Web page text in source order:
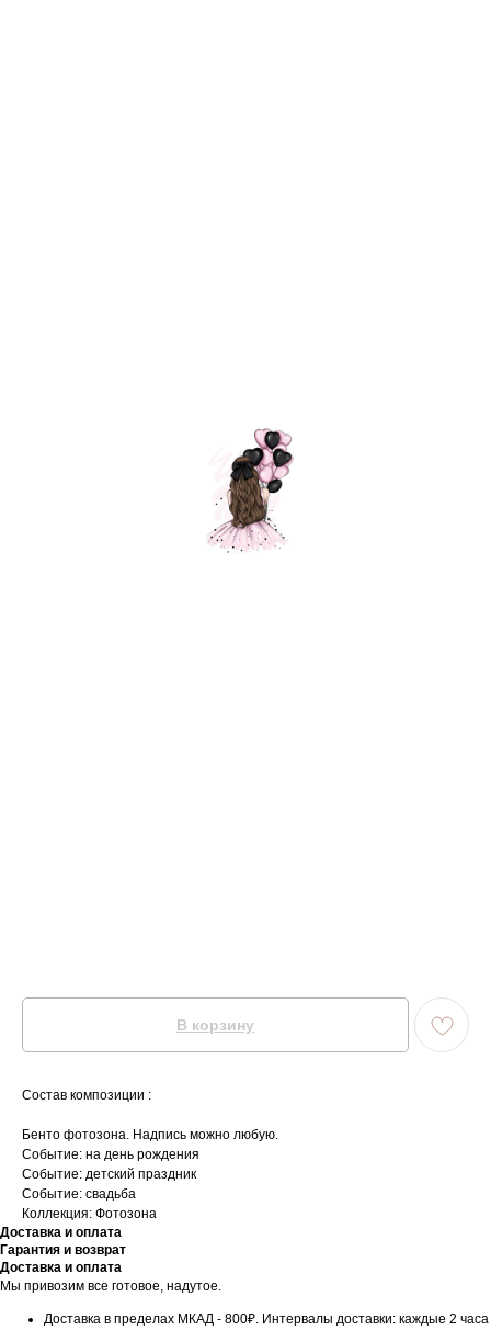
В корзину
Состав композиции :
Бенто фотозона. Надпись можно любую.
Событие: на день рождения
Событие: детский праздник
Событие: свадьба
Коллекция: Фотозона
Доставка и оплата
Гарантия и возврат
Доставка и оплата
Мы привозим все готовое, надутое.
Доставка в пределах МКАД - 800₽. Интервалы доставки: каждые 2 часа